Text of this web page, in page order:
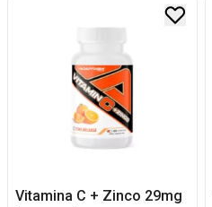
Vitamina C + Zinco 29mg